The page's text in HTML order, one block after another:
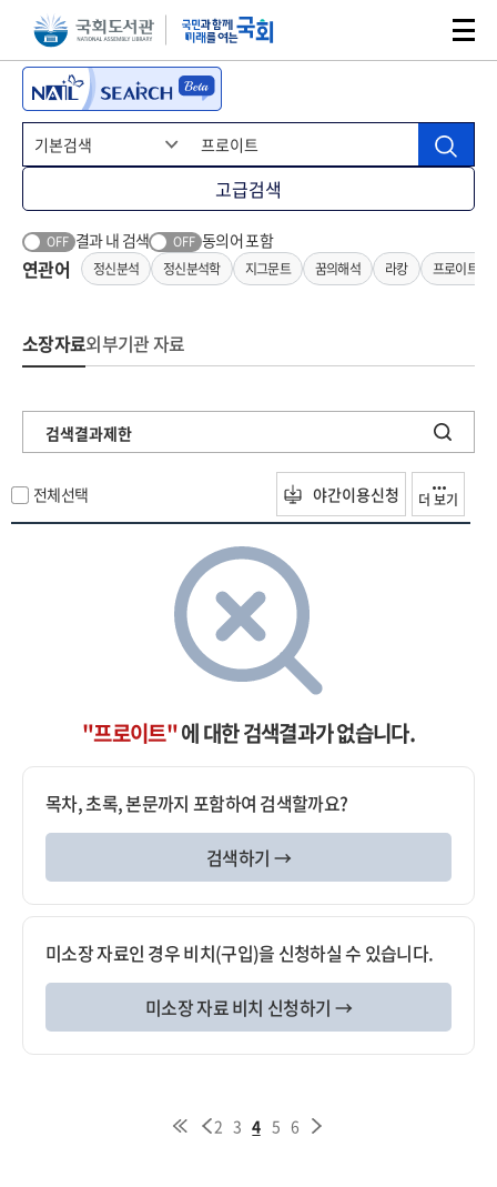
본문 바로가기주메뉴 바로가기
고급검색
OFF 결과 내 검색 OFF 동의어 포함
연관어 정신분석 정신분석학 지그문트 꿈의해석 라캉 프로이트이
소장자료외부기관 자료
검색결과제한
전체선택 야간이용신청 더 보기
"프로이트"에 대한 검색결과가 없습니다.
목차, 초록, 본문까지 포함하여 검색할까요?
검색하기 →
미소장 자료인 경우 비치(구입)을 신청하실 수 있습니다.
미소장 자료 비치 신청하기 →
2 3 4 5 6